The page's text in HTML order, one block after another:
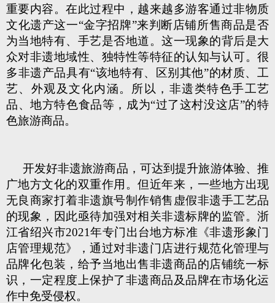
重要内容。在此过程中，越来越多游客通过非物质
文化遗产这一“金字招牌”来判断店铺所售商品是否
为当地特有、手艺是否地道。这一现象的背后是大
众对非遗地域性、独特性等特征的认知与认可。很
多非遗产品具有“该地特有、区别其他”的材质、工
艺、外观及文化内涵。所以，非遗类特色手工艺
品、地方特色食品等，成为“过了这村没这店”的特
色旅游商品。
开发好非遗旅游商品，可达到提升旅游体验、推
广地方文化的双重作用。但近年来，一些地方出现
无良商家打着非遗旗号制作销售虚假非遗手工艺品
的现象，因此亟待加强对相关非遗标牌的监管。浙
江省绍兴市2021年专门出台地方标准《非遗形象门
店管理规范》，通过对非遗门店进行规范化管理与
品牌化包装，给予当地出售非遗商品的店铺统一标
识，一定程度上保护了非遗商品及品牌在市场化运
作中免受侵权。